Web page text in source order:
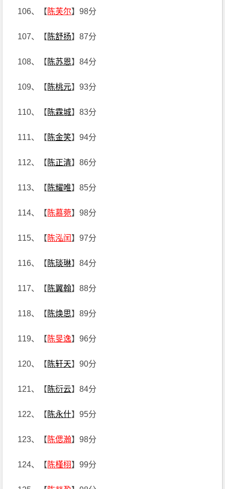
106、【 陈芙尔】98分
107、【 陈舒扬】87分
108、【 陈苏恩】84分
109、【 陈桃元】93分
110、【 陈霖城】83分
111、【 陈金笑】94分
112、【 陈正清】86分
113、【 陈耀唯】85分
114、【 陈慕菀】98分
115、【 陈泓闰 】97分
116、【 陈琰琳】84分
117、【 陈翼翰】88分
118、【 陈焕思】89分
119、【 陈旻逸】96分
120、【 陈轩天】90分
121、【 陈衍云】84分
122、【 陈永什】95分
123、【 陈偲瀚】98分
124、【 陈槿栩】99分